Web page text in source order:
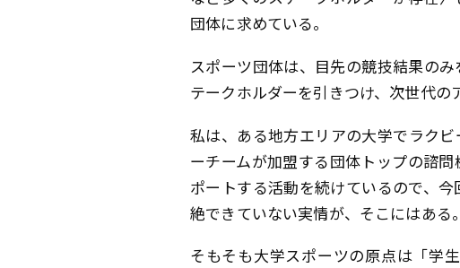
団体に求めている。
スポーツ団体は、目先の競技結果の
テークホルダーを引きつけ、次世代の
私は、ある地方エリアの大学でラク
ーチームが加盟する団体トップの諮
ポートする活動を続けているので、
絶できていない実情が、そこにはある。
そもそも大学スポーツの原点は「学